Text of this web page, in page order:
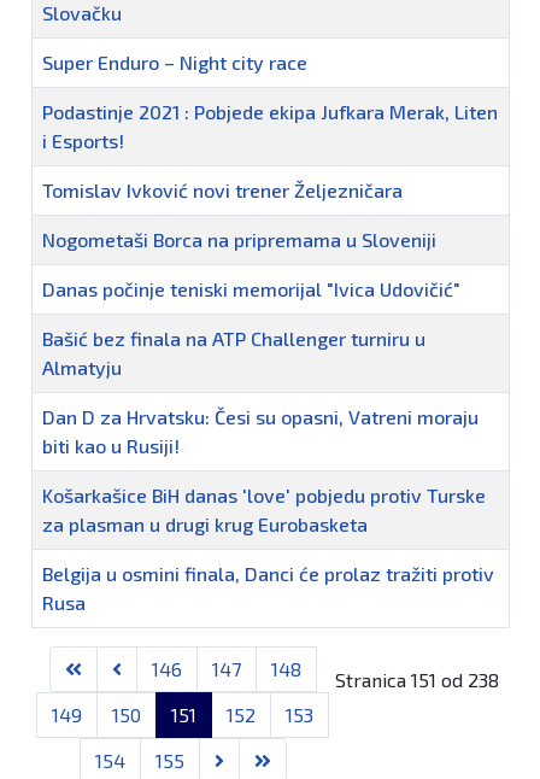
Članci
Slovačku
Super Enduro – Night city race
Podastinje 2021 : Pobjede ekipa Jufkara Merak, Liten
i Esports!
Tomislav Ivković novi trener Željezničara
Nogometaši Borca na pripremama u Sloveniji
Danas počinje teniski memorijal "Ivica Udovičić"
Bašić bez finala na ATP Challenger turniru u
Almatyju
Dan D za Hrvatsku: Česi su opasni, Vatreni moraju
biti kao u Rusiji!
Košarkašice BiH danas 'love' pobjedu protiv Turske
za plasman u drugi krug Eurobasketa
Belgija u osmini finala, Danci će prolaz tražiti protiv
Rusa
Stranica 151 od 238
146 147
148
149
150 151 152
153
154
155